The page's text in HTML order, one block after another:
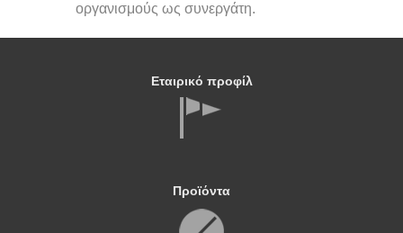
οργανισμούς ως συνεργάτη.
Εταιρικό προφίλ
Προϊόντα